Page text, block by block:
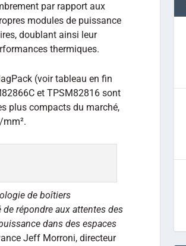
par rapport aux
modules de puissance
doublant ainsi leur
thermiques.
(voir tableau en fin
et TPSM82816 sont
plus compacts du marché,
de boîtiers
répondre aux attentes des
dans des espaces
Jeff Morroni, directeur